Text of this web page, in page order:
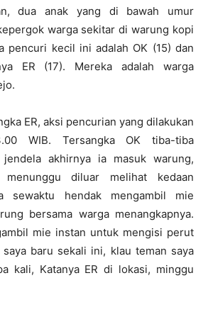
dua anak yang di bawah umur
warga sekitar di warung kopi
pencuri kecil ini adalah OK (15) dan
ER (17). Mereka adalah warga
ER, aksi pencurian yang dilakukan
WIB. Tersangka OK tiba-tiba
akhirnya ia masuk warung,
menunggu diluar melihat kedaan
sewaktu hendak mengambil mie
bersama warga menangkapnya.
mie instan untuk mengisi perut
saya baru sekali ini, klau teman saya
kali, Katanya ER di lokasi, minggu